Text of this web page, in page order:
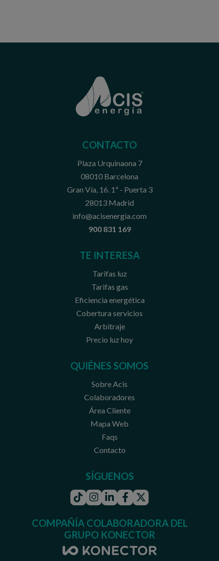
CONTACTO
Plaza Urquinaona 7
08010 Barcelona
Gran Vía, 16. 1ª - Puerta 3
28013 Madrid
info@acisenergia.com
900 831 169
TE INTERESA
Tarifas luz
Tarifas gas
Eficiencia energética
Cobertura servicios
Arbitraje
Precio luz hoy
QUIÉNES SOMOS
Sobre Acis
Colaboradores
Área Cliente
Mapa Web
Faqs
Contacto
SÍGUENOS
TiktokInstagram
LinkedinFacebook
Twitter
COMPAÑÍA COLABORADORA DEL
GRUPO KONECTOR